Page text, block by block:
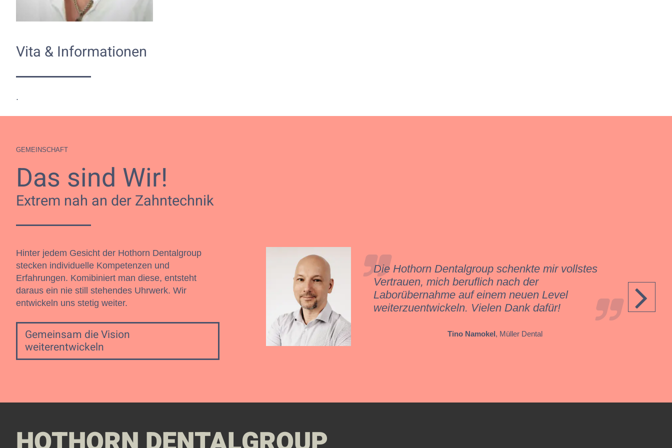
Vita & Informationen
.
GEMEINSCHAFT
Das sind Wir!
Extrem nah an der Zahntechnik
Hinter jedem Gesicht der Hothorn Dentalgroup
stecken individuelle Kompetenzen und
Erfahrungen. Komibiniert man diese, entsteht
daraus ein nie still stehendes Uhrwerk. Wir
entwickeln uns stetig weiter.
Gemeinsam die Vision
weiterentwickeln
Die Hothorn Dentalgroup schenkte mir vollstes
Vertrauen, mich beruflich nach der
Laborübernahme auf einem neuen Level
weiterzuentwickeln. Vielen Dank dafür!
Tino Namokel, Müller Dental